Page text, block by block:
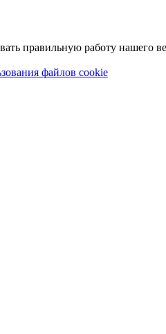
правильную работу нашего
файлов cookie